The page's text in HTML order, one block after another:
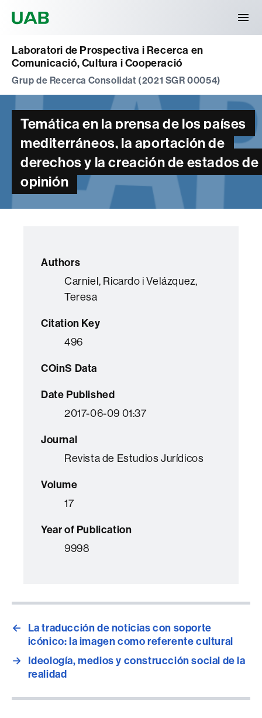
Laboratori de Prospectiva i Recerca en
Comunicació, Cultura i Cooperació
Grup de Recerca Consolidat (2021 SGR 00054)
Temática en la prensa de los países
mediterráneos, la aportación de
derechos y la creación de estados de
opinión
Authors
Carniel, Ricardo i Velázquez,
Teresa
Citation Key
496
COinS Data
Date Published
2017-06-09 01:37
Journal
Revista de Estudios Jurídicos
Volume
17
Year of Publication
9998
←
La traducción de noticias con soporte
icónico: la imagen como referente cultural
→ Ideología, medios y construcción social de la
realidad